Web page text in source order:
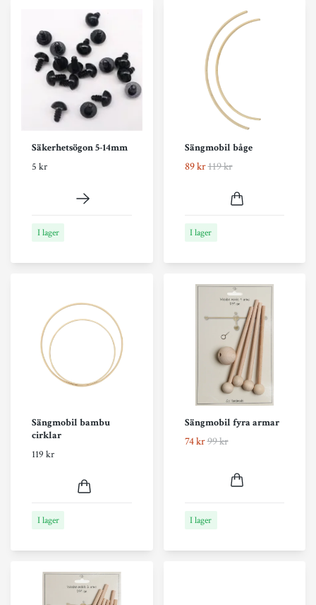
Säkerhetsögon 5-14mm
5 kr
I lager
Sängmobil båge
89 kr119 kr
I lager
Sängmobil bambu
cirklar
119 kr
I lager
Sängmobil fyra armar
74 kr99 kr
I lager